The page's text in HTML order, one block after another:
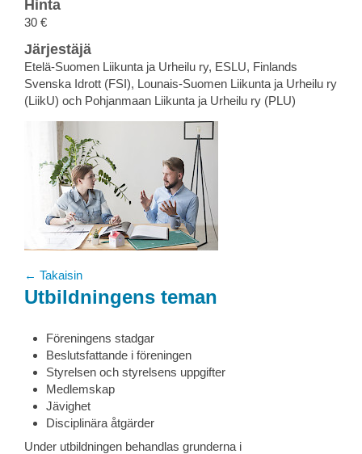
Hinta
30 €
Järjestäjä
Etelä-Suomen Liikunta ja Urheilu ry, ESLU, Finlands
Svenska Idrott (FSI), Lounais-Suomen Liikunta ja Urheilu ry
(LiikU) och Pohjanmaan Liikunta ja Urheilu ry (PLU)
← Takaisin
Utbildningens teman
Föreningens stadgar
Beslutsfattande i föreningen
Styrelsen och styrelsens uppgifter
Medlemskap
Jävighet
Disciplinära åtgärder
Under utbildningen behandlas grunderna i